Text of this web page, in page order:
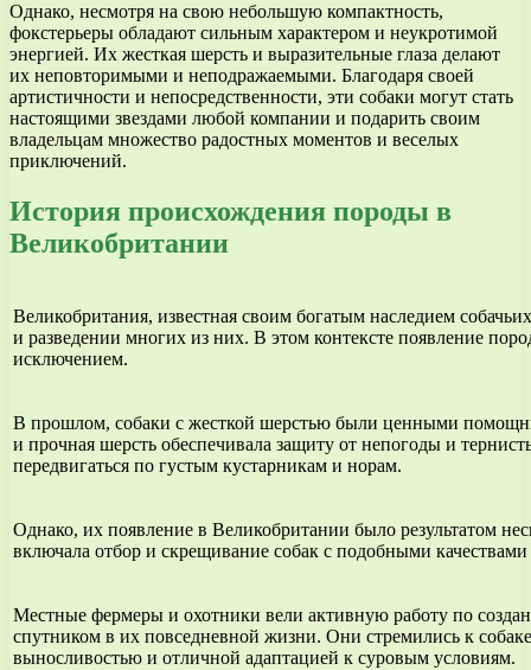
Однако, несмотря на свою небольшую компактность,
фокстерьеры обладают сильным характером и неукротимой
энергией. Их жесткая шерсть и выразительные глаза делают
их неповторимыми и неподражаемыми. Благодаря своей
артистичности и непосредственности, эти собаки могут стать
настоящими звездами любой компании и подарить своим
владельцам множество радостных моментов и веселых
приключений.
История происхождения породы в
Великобритании
Великобритания, известная своим богатым наследием
и разведении многих из них. В этом контексте появление
исключением.
В прошлом, собаки с жесткой шерстью были ценными
и прочная шерсть обеспечивала защиту от непогоды и
передвигаться по густым кустарникам и норам.
Однако, их появление в Великобритании было результатом
включала отбор и скрещивание собак с подобными
Местные фермеры и охотники вели активную работу по
спутником в их повседневной жизни. Они стремились к
выносливостью и отличной адаптацией к суровым условиям.